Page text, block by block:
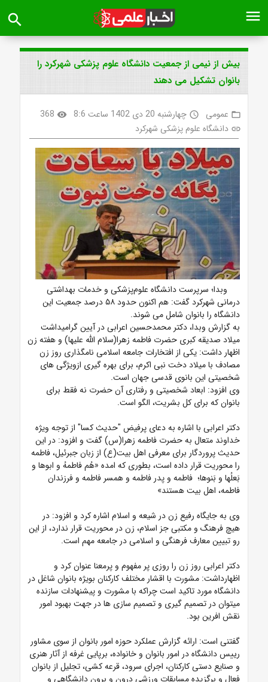
menu
search
بیش از نیمی از جمعیت دانشگاه علوم پزشکی شهرکرد را
بانوان تشکیل می دهند
folder_open عمومی access_time چهارشنبه 20 دی 1402 ساعت 8:6 visibility
368
link دانشگاه علوم پزشکی شهرکرد
وبدا؛ سرپرست دانشگاه علوم‌پزشکی و خدمات بهداشتی
درمانی شهرکرد گفت: هم اکنون حدود ۵۸ درصد جمعیت این
دانشگاه را بانوان شامل می شوند.
به گزارش وبدا، دکتر محمدحسین اعرابی در آیین گرامیداشت
میلاد صدیقه کبری حضرت فاطمه زهرا(سلام الله علیها) و هفته زن
اظهار داشت: یکی از افتخارات جامعه اسلامی نامگذاری روز زن
مصادف با میلاد دخت نبی اکرم، برای بهره گیری ازویژگی های
شخصیتی این بانوی قدسی جهان است.
وی افزود: ابعاد شخصیتی و رفتاری آن حضرت نه فقط برای
بانوان که برای کل بشریت، الگو است.
دکتر اعرابی با اشاره به دعای پرفیض "حدیث کسا" از توجه ویژه
خداوند متعال به حضرت فاطمه زهرا(س) گفت و افزود: در این
حدیث پروردگار برای معرفی اهل بیت(ع) از زبان جبرئیل، فاطمه
را محوریت قرار داده است، بطوری که امده «هُم فاطمهُ و ابوها و
بَعلُها و بَنوها؛ فاطمه و پدر فاطمه و همسر فاطمه و فرزندان
فاطمه، اهل بیت هستند»
وی به جایگاه رفیع زن در شیعه و اسلام اشاره کرد و افزود: در
هیچ فرهنگ و مکتبی جز اسلام، زن در محوریت قرار ندارد، از این
رو تبیین معارف فرهنگی و اسلامی در جامعه مهم است.
دکتر اعرابی روز زن را روزی پر مفهوم و پرمعنا عنوان کرد و
اظهارداشت: مشورت با اقشار مختلف کارکنان بویژه بانوان شاغل در
دانشگاه مورد تاکید است چراکه با مشورت و پیشنهادات سازنده
میتوان در تصمیم گیری و تصمیم سازی ها در جهت بهبود امور
نقش افرین بود.
گفتنی است: ارائه گزارش عملکرد حوزه امور بانوان از سوی مشاور
رییس دانشگاه در امور بانوان و خانواده، برپایی غرفه از آثار هنری
و صنایع دستی کارکنان، اجرای سرود،قرعه کشی، تجلیل از بانوان
فعال و برگزیده مسابقات ورزشی درون و برون دانشگاهی و